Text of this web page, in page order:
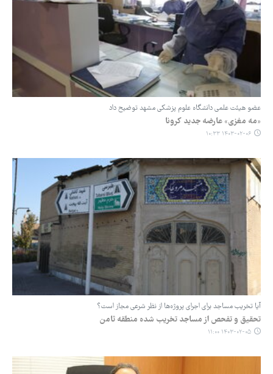
عضو هیئت علمی دانشگاه علوم پزشکی مشهد توضیح داد
«مه مغزی» عارضه جدید کرونا
۱۴۰۳-۰۲-۰۶ ۱۰:۳۳
آیا تخریب مساجد برای اجرای پروژه‌ها از نظر شرعی مجاز است؟
تحقیق و تفحص از مساجد تخریب شده منطقه ثامن
۱۴۰۳-۰۲-۰۵ ۱۱:۰۰